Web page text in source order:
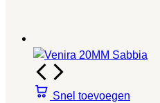
Snel toevoegen